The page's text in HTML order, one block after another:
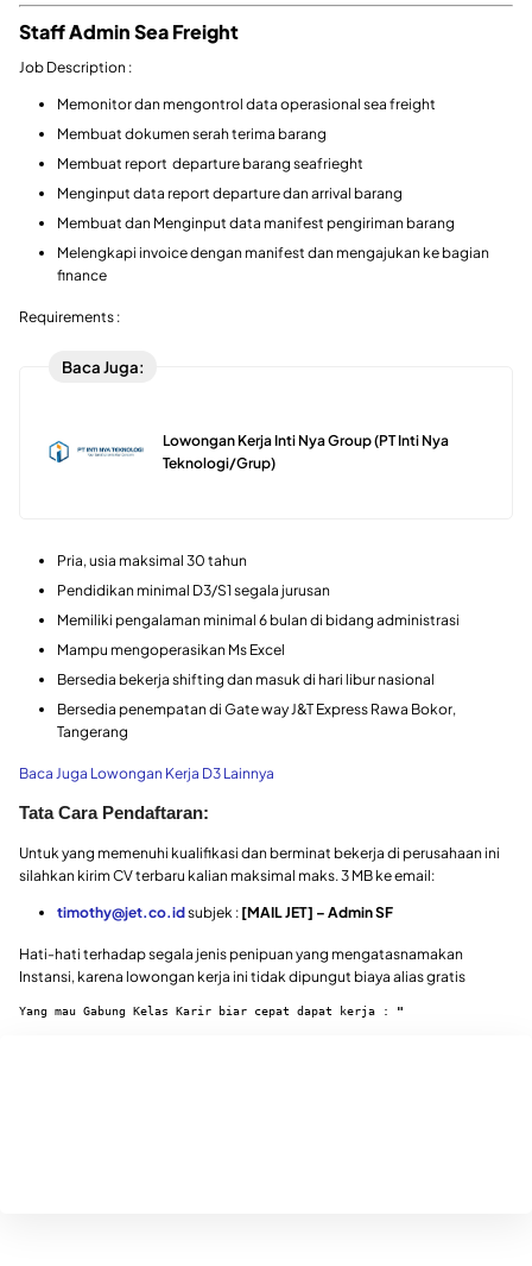
Staff Admin Sea Freight
Job Description :
Memonitor dan mengontrol data operasional sea freight
Membuat dokumen serah terima barang
Membuat report departure barang seafrieght
Menginput data report departure dan arrival barang
Membuat dan Menginput data manifest pengiriman barang
Melengkapi invoice dengan manifest dan mengajukan ke bagian
finance
Requirements :
Baca Juga:
Lowongan Kerja Inti Nya Group (PT Inti Nya
Teknologi/Grup)
Pria, usia maksimal 30 tahun
Pendidikan minimal D3/S1 segala jurusan
Memiliki pengalaman minimal 6 bulan di bidang administrasi
Mampu mengoperasikan Ms Excel
Bersedia bekerja shifting dan masuk di hari libur nasional
Bersedia penempatan di Gate way J&T Express Rawa Bokor,
Tangerang
Baca Juga Lowongan Kerja D3 Lainnya
Tata Cara Pendaftaran:
Untuk yang memenuhi kualifikasi dan berminat bekerja di perusahaan ini
silahkan kirim CV terbaru kalian maksimal maks. 3 MB ke email:
timothy@jet.co.idsubjek : [MAIL JET] – Admin SF
Hati-hati terhadap segala jenis penipuan yang mengatasnamakan
Instansi, karena lowongan kerja ini tidak dipungut biaya alias gratis
Yang mau Gabung Kelas Karir biar cepat dapat kerja : "